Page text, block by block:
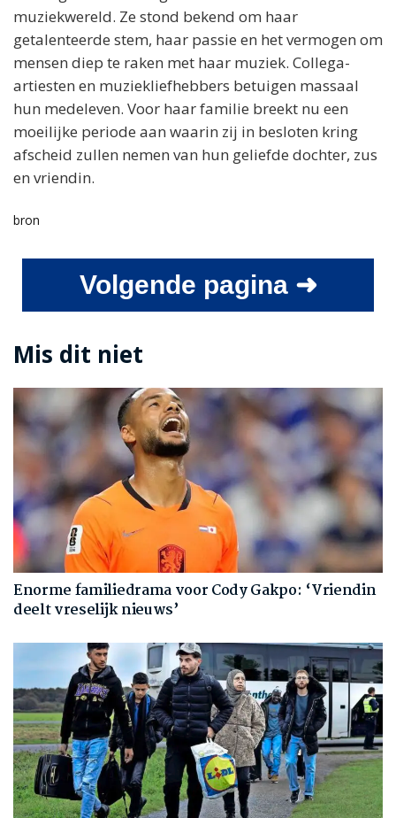
muziekwereld. Ze stond bekend om haar
getalenteerde stem, haar passie en het vermogen om
mensen diep te raken met haar muziek. Collega-
artiesten en muziekliefhebbers betuigen massaal
hun medeleven. Voor haar familie breekt nu een
moeilijke periode aan waarin zij in besloten kring
afscheid zullen nemen van hun geliefde dochter, zus
en vriendin.
bron
Volgende pagina ➜
Mis dit niet
Enorme familiedrama voor Cody Gakpo: ‘Vriendin
deelt vreselijk nieuws’